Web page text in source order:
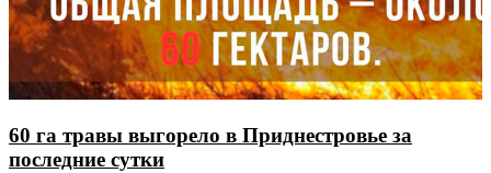
60 га травы выгорело в Приднестровье за
последние сутки